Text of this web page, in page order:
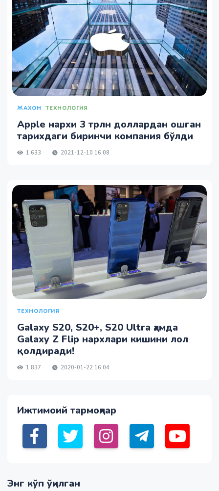
ЖАХОН ТЕХНОЛОГИЯ
Apple нархи 3 трлн доллардан ошган
тарихдаги биринчи компания бўлди
1 633 2021-12-10 16:08
ТЕХНОЛОГИЯ
Galaxy S20, S20+, S20 Ultra ҳамда
Galaxy Z Flip нархлари кишини лол
қолдиради!
1 837 2020-01-22 16:04
Ижтимоий тармоқлар
Энг кўп ўқилган